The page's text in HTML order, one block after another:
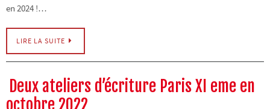
en 2024 !…
LIRE LA SUITE
Deux ateliers d’écriture Paris XI eme en
octobre 2022